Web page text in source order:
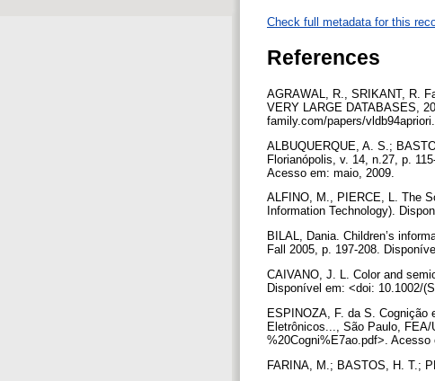
Check full metadata for this
References
AGRAWAL, R., SRIKANT, R.
VERY LARGE DATABASES,
family.com/papers/
ALBUQUERQUE, A. S.;
Florianópolis, v. 14, n.27, p.
Acesso em: maio, 2009.
ALFINO, M., PIERCE, L. The
Information Technology).
BILAL, Dania. Children’s
Fall 2005, p. 197-208.
CAIVANO, J. L. Color and
Disponível em: <doi: 10.1002/
ESPINOZA, F. da S. Cognição
Eletrônicos..., São Paulo,
%20Cogni%E7ao.pdf>. Acesso
FARINA, M.; BASTOS, H. T.;